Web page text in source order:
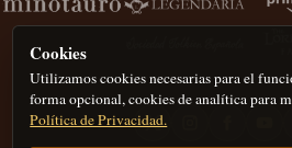
Cookies
Utilizamos cookies necesarias para el
forma opcional, cookies de analítica para
Política de Privacidad.